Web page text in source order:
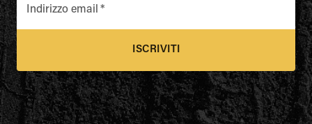
Indirizzo email *
ISCRIVITI